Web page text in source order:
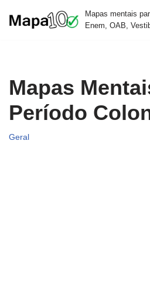
Mapas mentais
Enem, OAB,
Mapas
Período
Geral